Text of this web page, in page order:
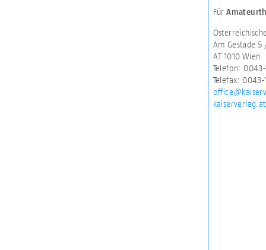
Für
Am Gestade 5
AT 1010 Wien
Telefon:
Telefax:
kaiserverlag.at